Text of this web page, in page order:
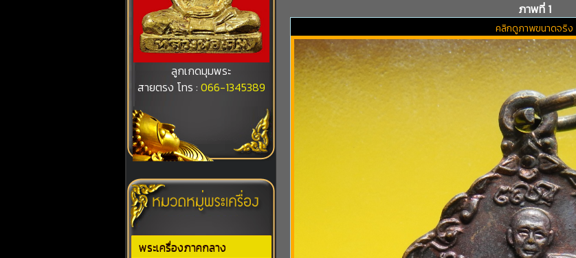
ลูกเกดมุมพระ
สายตรง โทร : 066-1345389
พระเครื่องภาคกลาง
ภาพที่ 1
คลิกดูภาพขนาดจริง